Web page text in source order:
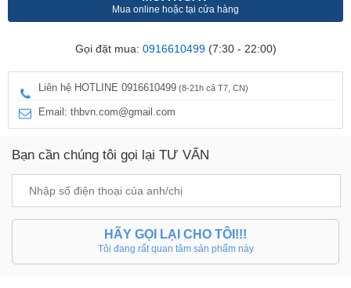
Mua online hoặc tại cửa hàng
Gọi đặt mua: 0916610499(7:30 - 22:00)
Liên hệ HOTLINE 0916610499 (8-21h cả T7, CN)
Email: thbvn.com@gmail.com
Bạn cần chúng tôi gọi lại TƯ VẤN
HÃY GỌI LẠI CHO TÔI!!!
Tôi đang rất quan tâm sản phẩm này